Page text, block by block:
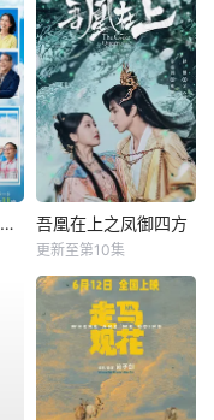
夏色之云掀起恋爱与风暴 吾凰在上之凤御四方
更新至第10集